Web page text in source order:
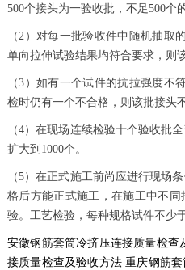
500个接头为一验收批，不足500个
（2）对每一批验收件中随机抽取
单向拉伸试验结果均符合要求，则
（3）如有一个试件的抗拉强度不
检时仍有一个不合格，则该批接头
（4）在现场连续检验十个验收批
扩大到1000个。
（5）在正式施工前尚应进行现场
格后方能正式施工，在施工中不
验。工艺检验，每种规格试件不少
安徽钢筋套筒冷挤压连接质量检查
接质量检查及验收方法 重庆钢筋